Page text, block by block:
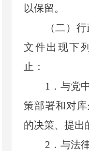
以保留。
（二）
文件出现下
止：
1 ． 与党
策部署和对
的决策、提出
2 ． 与法